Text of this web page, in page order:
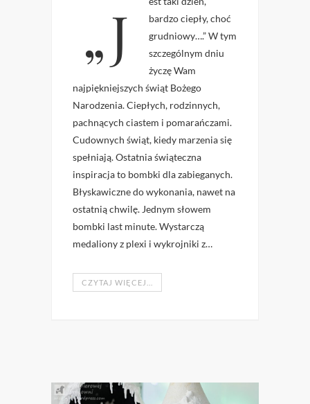
„Jest taki dzień,
bardzo ciepły, choć
grudniowy….” W tym
szczególnym dniu
życzę Wam
najpiękniejszych świąt Bożego
Narodzenia. Ciepłych, rodzinnych,
pachnących ciastem i pomarańczami.
Cudownych świąt, kiedy marzenia się
spełniają. Ostatnia świąteczna
inspiracja to bombki dla zabieganych.
Błyskawiczne do wykonania, nawet na
ostatnią chwilę. Jednym słowem
bombki last minute. Wystarczą
medaliony z plexi i wykrojniki z…
CZYTAJ WIĘCEJ...